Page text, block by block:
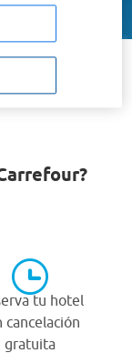
BENASQUE
tu hotel
cancelación
gratuita